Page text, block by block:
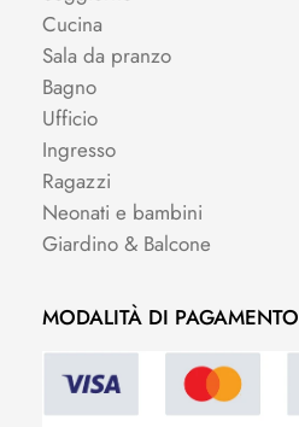
Cucina
Sala da pranzo
Bagno
Ufficio
Ingresso
Ragazzi
Neonati e bambini
Giardino & Balcone
MODALITÀ DI PAGAMENTO